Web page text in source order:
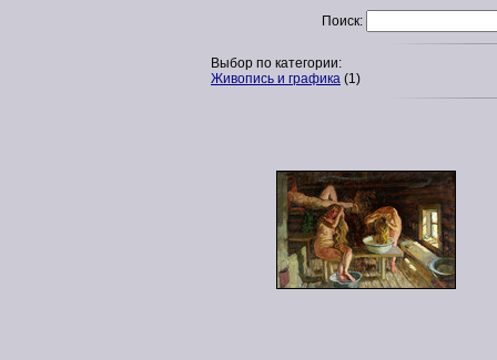
Поиск:
Выбор по категории:
Живопись и графика (1)